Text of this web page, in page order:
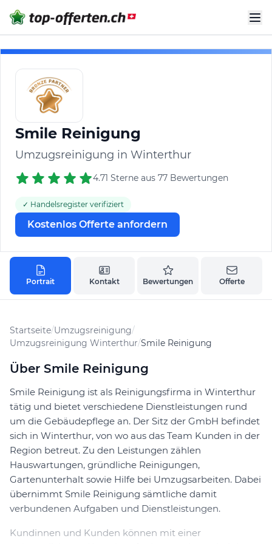
Smile Reinigung
Umzugsreinigung in Winterthur
4.71 Sterne aus 77 Bewertungen
✓ Handelsregister verifiziert
Kostenlos Offerte anfordern
Portrait Kontakt Bewertungen Offerte
Startseite/Umzugsreinigung/
Umzugsreinigung Winterthur/Smile Reinigung
Über Smile Reinigung
Smile Reinigung ist als Reinigungsfirma in Winterthur
tätig und bietet verschiedene Dienstleistungen rund
um die Gebäudepflege an. Der Sitz der GmbH befindet
sich in Winterthur, von wo aus das Team Kunden in der
Region betreut. Zu den Leistungen zählen
Hauswartungen, gründliche Reinigungen,
Gartenunterhalt sowie Hilfe bei Umzugsarbeiten. Dabei
übernimmt Smile Reinigung sämtliche damit
verbundenen Aufgaben und Dienstleistungen.
Kundinnen und Kunden können mit einer